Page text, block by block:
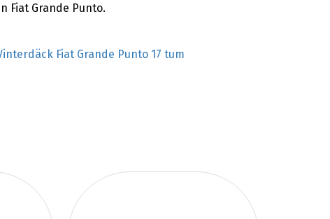
Fiat Grande Punto.
Fiat Grande Punto 17 tum